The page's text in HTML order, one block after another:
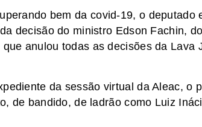
bem da covid-19, o deputado
decisão do ministro Edson Fachin,
anulou todas as decisões da Lava
da sessão virtual da Aleac, o
de bandido, de ladrão como Luiz